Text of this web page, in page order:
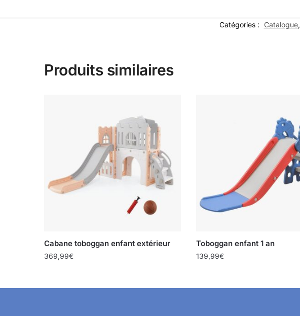
Catégories : Catalogue,
Produits similaires
Cabane toboggan enfant extérieur
369,99€
Toboggan enfant 1 an
139,99€